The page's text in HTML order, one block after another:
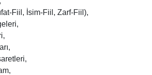
Fiil, İsim-Fiil, Zarf-Fiil),